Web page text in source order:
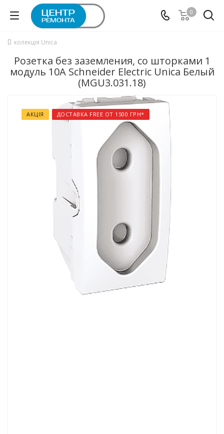
0
колекція Unica
Розетка без заземления, со шторками 1
модуль 10А Schneider Electric Unica Белый
(MGU3.031.18)
АКЦІЯ ДОСТАВКА FREE ОТ 1500 ГРН*